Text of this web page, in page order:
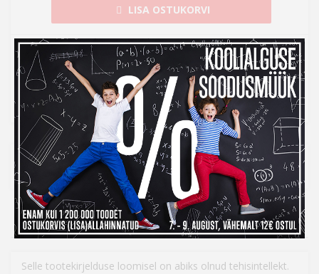
LISA OSTUKORVI
Tarneaeg 7-14 tööpäeva
Kohaletoimetamine al. 0 €
14 päeva tagastusõigus internetist ostmisel
Ülevaade
Selle tootekirjelduse loomisel on abiks olnud tehisintellekt.